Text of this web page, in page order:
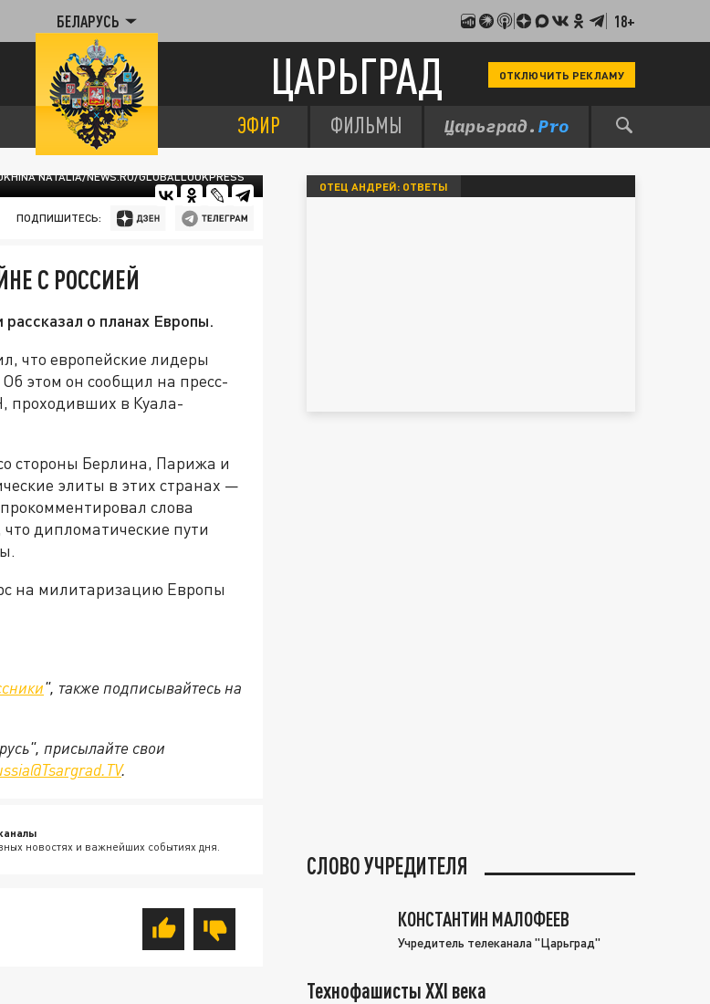
БЕЛАРУСЬ 18+
ЦАРЬГРАД ОТКЛЮЧИТЬ РЕКЛАМУ
ЭФИР ФИЛЬМЫ
NATALIA/NEWS.RU/GLOBALLOOKPRESS
ПОДПИШИТЕСЬ:
С РОССИЕЙ
о планах Европы.
что европейские лидеры
этом он сообщил на пресс-
проходивших в Куала-
стороны Берлина, Парижа и
элиты в этих странах —
слова
дипломатические пути
на милитаризацию Европы
", также подписывайтесь на
присылайте свои
.
новостях и важнейших событиях дня.
ОТЕЦ АНДРЕЙ: ОТВЕТЫ
СЛОВО УЧРЕДИТЕЛЯ
КОНСТАНТИН МАЛОФЕЕВ
Учредитель телеканала "Царьград"
Технофашисты XXI века